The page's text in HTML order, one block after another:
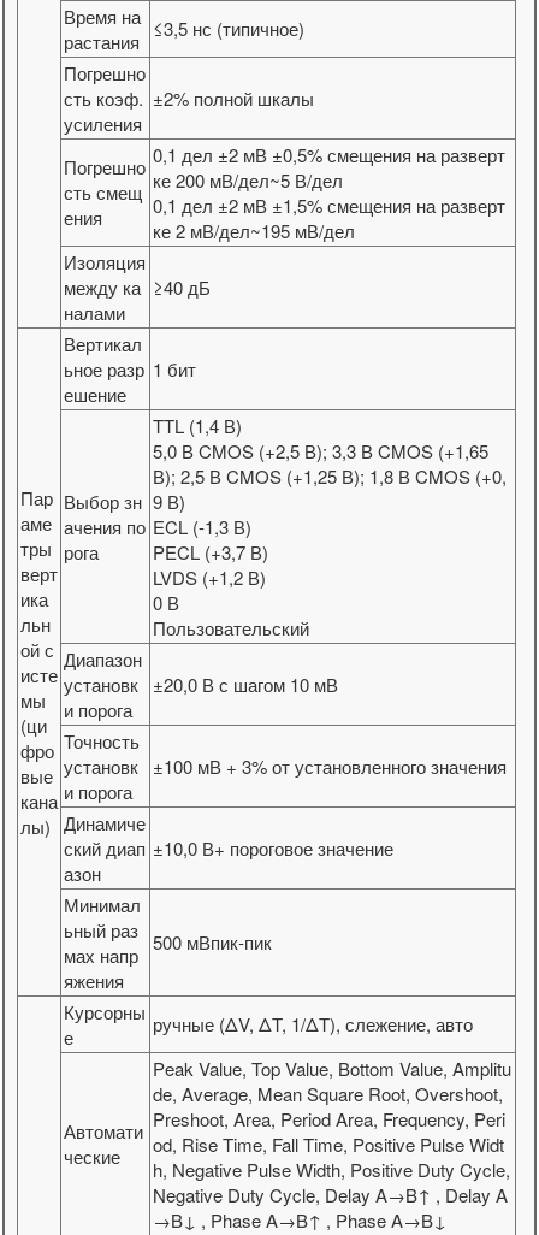
Время на
растания
≤3,5 нс (типичное)
Погрешно
сть коэф.
усиления
±2% полной шкалы
Погрешно
сть смещ
ения
0,1 дел ±2 мВ ±0,5% смещения на разверт
ке 200 мВ/дел~5 В/дел
0,1 дел ±2 мВ ±1,5% смещения на разверт
ке 2 мВ/дел~195 мВ/дел
Изоляция
между ка
налами
≥40 дБ
Пар
аме
тры
верт
ика
льн
ой с
исте
мы
(ци
фро
вые
кана
лы)
Вертикал
ьное разр
ешение
1 бит
Выбор зн
ачения по
рога
TTL (1,4 В)
5,0 В CMOS (+2,5 В); 3,3 В CMOS (+1,65
В); 2,5 В CMOS (+1,25 В); 1,8 В CMOS (+0,
9 В)
ECL (-1,3 В)
PECL (+3,7 В)
LVDS (+1,2 В)
0 В
Пользовательский
Диапазон
установк
и порога
±20,0 В с шагом 10 мВ
Точность
установк
и порога
±100 мВ + 3% от установленного значения
Динамиче
ский диап
азон
±10,0 В+ пороговое значение
Минимал
ьный раз
мах напр
яжения
500 мВпик-пик
Курсорны
е
ручные (ΔV, ΔT, 1/ΔT), слежение, авто
Автомати
ческие
Peak Value, Top Value, Bottom Value, Amplitu
de, Average, Mean Square Root, Overshoot,
Preshoot, Area, Period Area, Frequency, Peri
od, Rise Time, Fall Time, Positive Pulse Widt
h, Negative Pulse Width, Positive Duty Cycle,
Negative Duty Cycle, Delay A→B↑ , Delay A
→B↓ , Phase A→B↑ , Phase A→B↓